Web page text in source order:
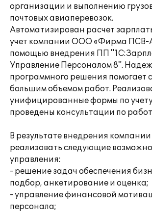
организации и выполнению
почтовых авиаперевозок.
Автоматизирован расчет
учет компании ООО «Фирма ПСВ-
помощью внедрения ПП
Управление Персоналом 8".
программного решения помогает
большим объемом работ.
унифицированные формы по
проведены консультации по
В результате внедрения
реализовать следующие
управления:
- решение задач обеспечения
подбор, анкетирование и оценка;
- управление финансовой
персонала;